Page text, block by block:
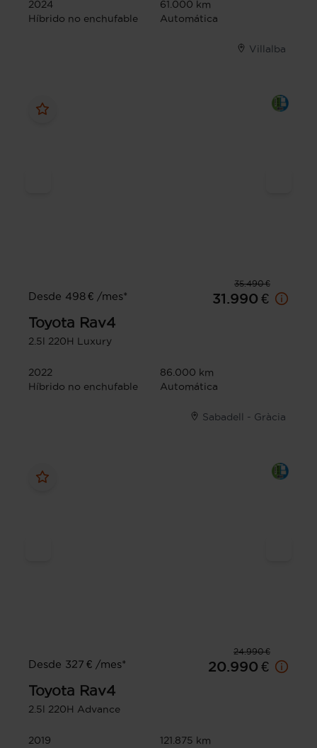
2024
61.000 km
Híbrido no enchufable
Automática
Villalba
35.490 €
Desde 498 € /mes*
31.990 €
Toyota Rav4
2.5l 220H Luxury
2022
86.000 km
Híbrido no enchufable
Automática
Sabadell - Gràcia
24.990 €
Desde 327 € /mes*
20.990 €
Toyota Rav4
2.5l 220H Advance
2019
121.875 km